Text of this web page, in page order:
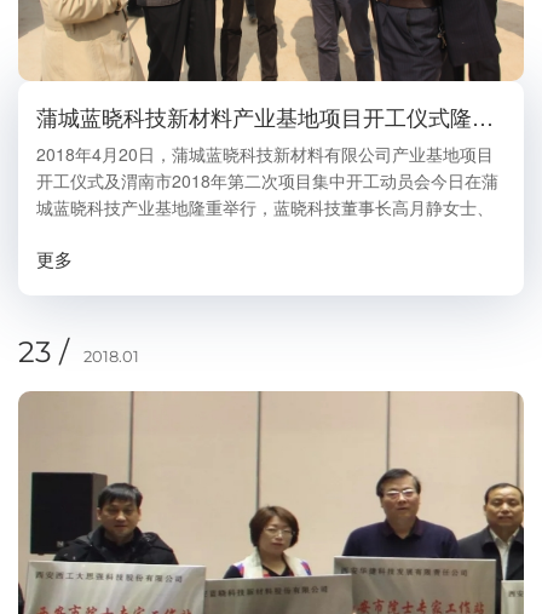
蒲城蓝晓科技新材料产业基地项目开工仪式隆重举行
2018年4月20日，蒲城蓝晓科技新材料有限公司产业基地项目
开工仪式及渭南市2018年第二次项目集中开工动员会今日在蒲
城蓝晓科技产业基地隆重举行，蓝晓科技董事长高月静女士、
委会、蒲城高新区管委会各位领导宣读...
更多
23 / 2018.01